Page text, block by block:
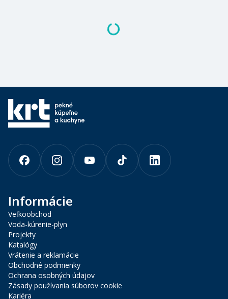
Informácie
Veľkoobchod
Voda-kúrenie-plyn
Projekty
Katalógy
Vrátenie a reklamácie
Obchodné podmienky
Ochrana osobných údajov
Zásady používania súborov cookie
Kariéra